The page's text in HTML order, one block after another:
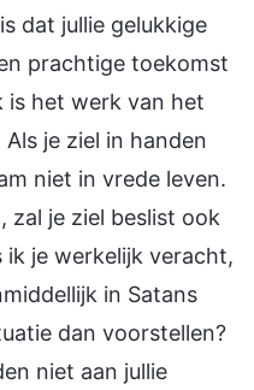
dat jullie gelukkige
prachtige toekomst
is het werk van het
je ziel in handen
niet in vrede leven.
zal je ziel beslist ook
ik je werkelijk veracht,
in Satans
dan voorstellen?
niet aan jullie